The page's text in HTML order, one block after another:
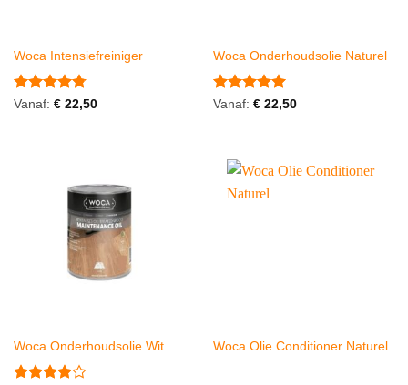
Woca Intensiefreiniger
Gewaardeerd
Vanaf: €22,50
Woca Onderhoudsolie Naturel
Gewaardeerd
Vanaf: €22,50
Woca Onderhoudsolie Wit Woca Olie Conditioner Naturel